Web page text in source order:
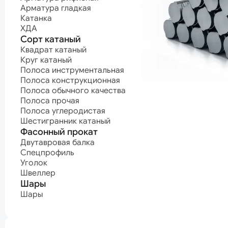
Шестигранник катаный
Фасонный прокат
Двутавровая балка
Спецпрофиль
Уголок
Швеллер
Шары
Шары
Нержавеющая сталь
Нержавеющий лист
Нержавеющий лист горячекатаный
Нержавеющий лист холоднокатаный
Нержавеющий сорт
Квадрат нержавеющий
Круг нержавеющий
Полоса нержавеющая
Шестигранник нержавеющий
Канат
Канат
Канат с
покрытием
Канат светлый
Проволока
Арматура гладкая
Катанка
ХДА
Сорт катаный
Квадрат катаный
Круг катаный
Полоса инструментальная
Полоса конструкционная
Полоса обычного качества
Полоса прочая
Полоса углеродистая
Шестигранник катаный
Фасонный прокат
Двутавровая балка
Спецпрофиль
Уголок
Швеллер
Шары
Шары